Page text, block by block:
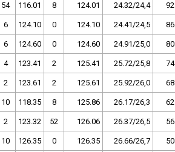
54 116.01 8 124.01 24.32/24,4 92
6 124.10 0 124.10 24.41/24,5 86
6 124.60 0 124.60 24.91/25,0 80
4 123.41 2 125.41 25.72/25,8 74
2 123.61 2 125.61 25.92/26,0 68
10 118.35 8 125.86 26.17/26,3 62
2 123.32 52 126.06 26.37/26,5 56
10 126.35 0 126.35 26.66/26,7 50